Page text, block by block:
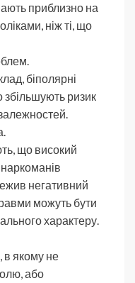
приблизно на
ніж ті, що
біполярні
збільшують ризик
що високий
наркоманів
негативний
можуть бути
характеру.
якому не
або